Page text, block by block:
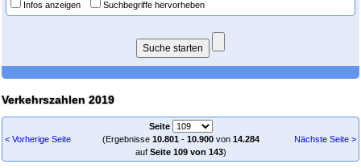
Infos anzeigen Suchbegriffe hervorheben
Verkehrszahlen 2019
< Vorherige Seite
Seite
(Ergebnisse 10.801- 10.900von 14.284
auf Seite 109 von 143)
Nächste Seite >